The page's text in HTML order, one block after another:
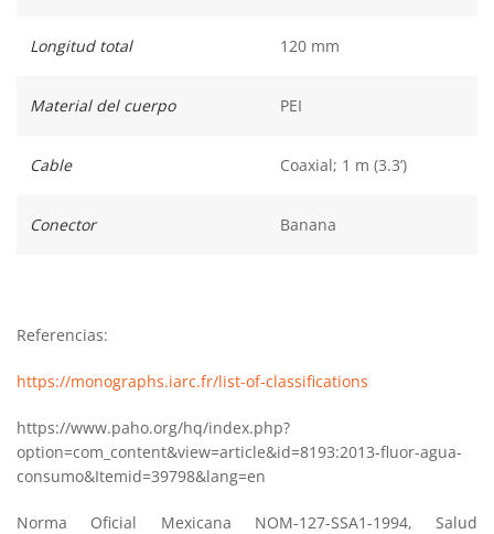
Longitud total 120 mm
Material del cuerpo PEI
Cable Coaxial; 1 m (3.3’)
Conector Banana
Referencias:
https://monographs.iarc.fr/list-of-classifications
https://www.paho.org/hq/index.php?
option=com_content&view=article&id=8193:2013-fluor-agua-
consumo&Itemid=39798&lang=en
Norma Oficial Mexicana NOM-127-SSA1-1994, Salud